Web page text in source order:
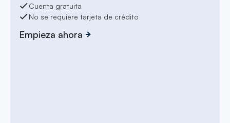
Cuenta gratuita
No se requiere tarjeta de crédito
Empieza ahora